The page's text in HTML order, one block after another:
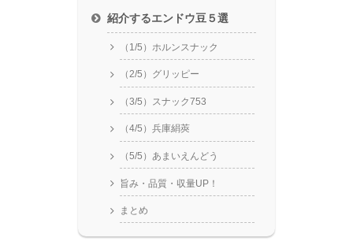
紹介するエンドウ豆５選
（1/5）ホルンスナック
（2/5）グリッピー
（3/5）スナック753
（4/5）兵庫絹莢
（5/5）あまいえんどう
旨み・品質・収量UP！
まとめ